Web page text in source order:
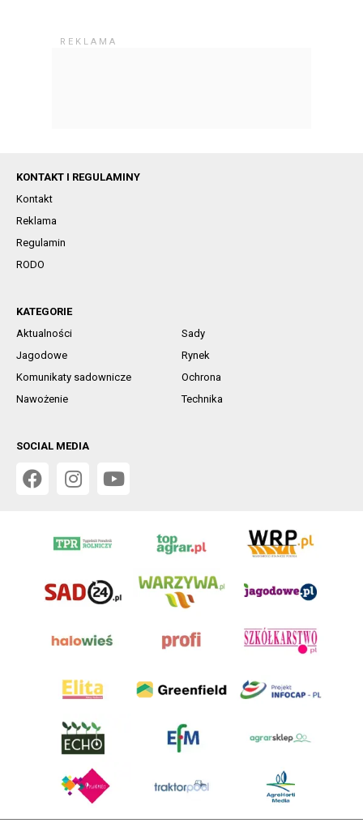
KONTAKT I REGULAMINY
Kontakt
Reklama
Regulamin
RODO
KATEGORIE
Aktualności
Sady
Jagodowe
Rynek
Komunikaty sadownicze
Ochrona
Nawożenie
Technika
SOCIAL MEDIA